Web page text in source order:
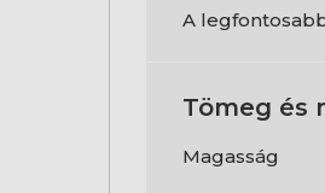
A
Tömeg és
Magasság